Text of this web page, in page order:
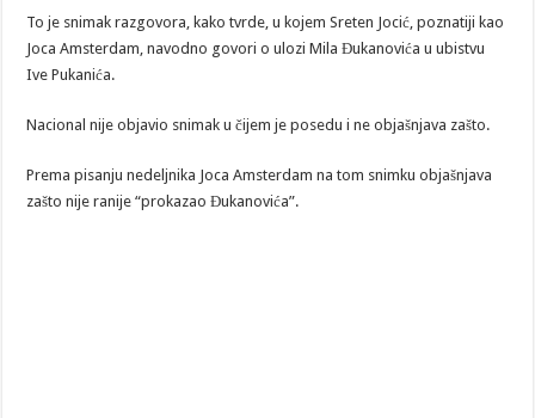
To je snimak razgovora, kako tvrde, u kojem Sreten Jocić, poznatiji kao
Joca Amsterdam, navodno govori o ulozi Mila Đukanovića u ubistvu
Ive Pukanića.
Nacional nije objavio snimak u čijem je posedu i ne objašnjava zašto.
Prema pisanju nedeljnika Joca Amsterdam na tom snimku objašnjava
zašto nije ranije “prokazao Đukanovića”.